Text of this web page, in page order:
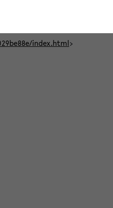
Bielefeld (31.07.26)
index.html>